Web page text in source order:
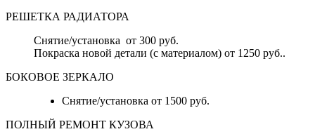
РЕШЕТКА РАДИАТОРА
Снятие/установка от 300 руб.
Покраска новой детали (с материалом) от 1250 руб..
БОКОВОЕ ЗЕРКАЛО
Снятие/установка от 1500 руб.
ПОЛНЫЙ РЕМОНТ КУЗОВА